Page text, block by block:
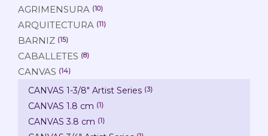
AGRIMENSURA (10)
ARQUITECTURA (11)
BARNIZ (15)
CABALLETES (8)
CANVAS (14)
CANVAS 1-3/8" Artist Series (3)
CANVAS 1.8 cm (1)
CANVAS 3.8 cm (1)